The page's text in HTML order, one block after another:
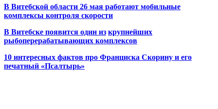
В Витебской области 26 мая работают мобильные
комплексы контроля скорости
В Витебске появится один из крупнейших
рыбоперерабатывающих комплексов
10 интересных фактов про Франциска Скорину и его
печатный «Псалтырь»